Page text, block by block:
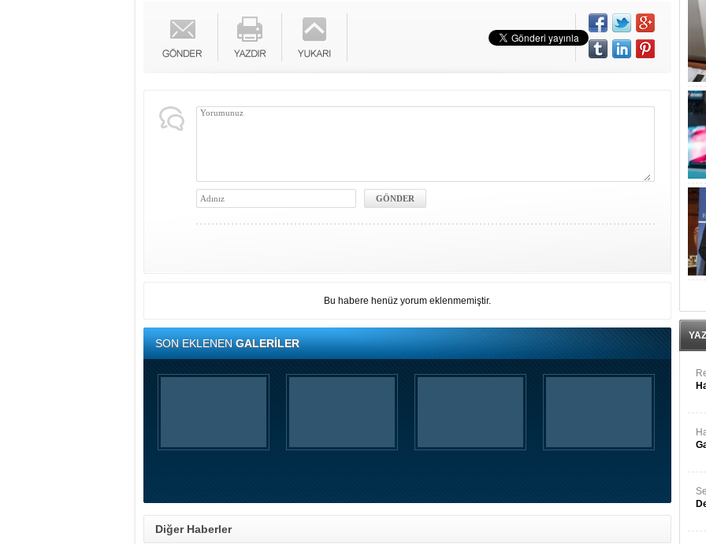
Bu habere henüz yorum eklenmemiştir.
SON EKLENENGALERİLER
Diğer Haberler